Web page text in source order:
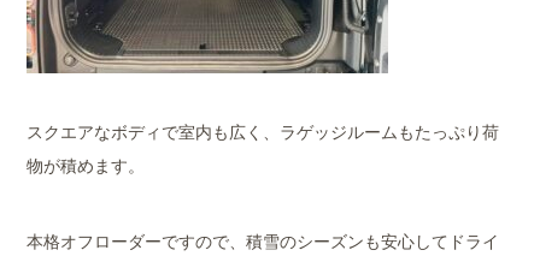
スクエアなボディで室内も広く、ラゲッジルームもたっぷり荷
物が積めます。
本格オフローダーですので、積雪のシーズンも安心してドライ